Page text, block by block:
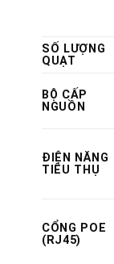
SỐ LƯỢNG
QUẠT
BỘ CẤP
NGUỒN
ĐIỆN NĂNG
TIÊU THỤ
CỔNG POE
(RJ45)